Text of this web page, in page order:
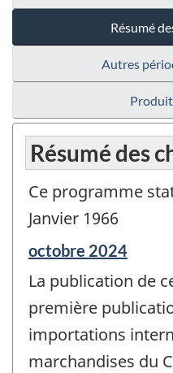
Résumé
Autres
Résumé des
Ce programme
Janvier 1966
Période
référence
de
changement
-
octobre 2024
La publication de
première
importations
marchandises du